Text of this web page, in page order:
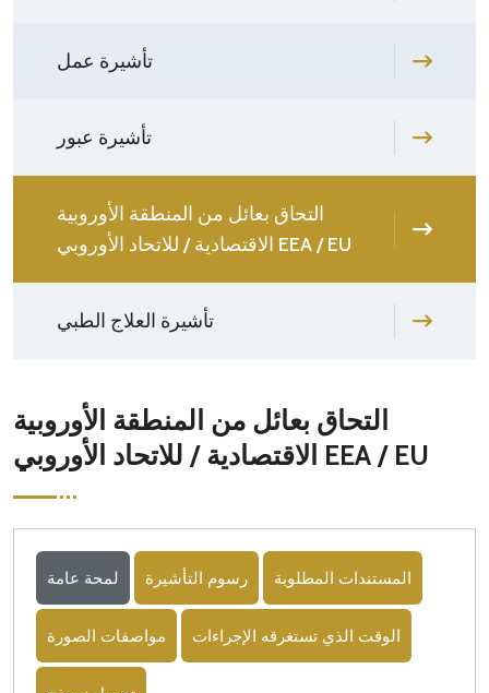
تأشيرة عمل
تأشيرة عبور
التحاق بعائل من المنطقة الأوروبية
الاقتصادية / للاتحاد الأوروبي EEA / EU
تأشيرة العلاج الطبي
التحاق بعائل من المنطقة الأوروبية
الاقتصادية / للاتحاد الأوروبي EEA / EU
لمحة عامة رسوم التأشيرة المستندات المطلوبة
مواصفات الصورة الوقت الذي تستغرقه الإجراءات